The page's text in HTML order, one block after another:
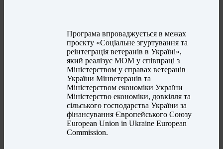
Програма впроваджується в межах
проєкту «Соціальне згуртування та
реінтеграція ветеранів в Україні»,
який реалізує МОМ у співпраці з
Міністерством у справах ветеранів
України Мінветеранів та
Міністерством економіки України
Міністерство економіки, довкілля та
сільського господарства України за
фінансування Європейського Союзу
European Union in Ukraine European
Commission.